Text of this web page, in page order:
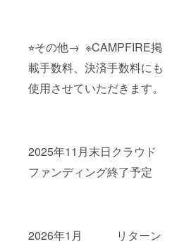
⭐︎その他→ ※CAMPFIRE掲
載手数料、決済手数料にも
使用させていただきます。
2025年11月末日クラウド
ファンディング終了予定
2026年1月 リターン